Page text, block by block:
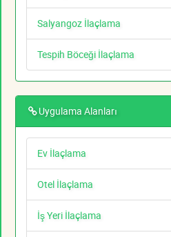
Salyangoz İlaçlama
Tespih Böceği İlaçlama
Uygulama Alanları
Ev İlaçlama
Otel İlaçlama
İş Yeri İlaçlama